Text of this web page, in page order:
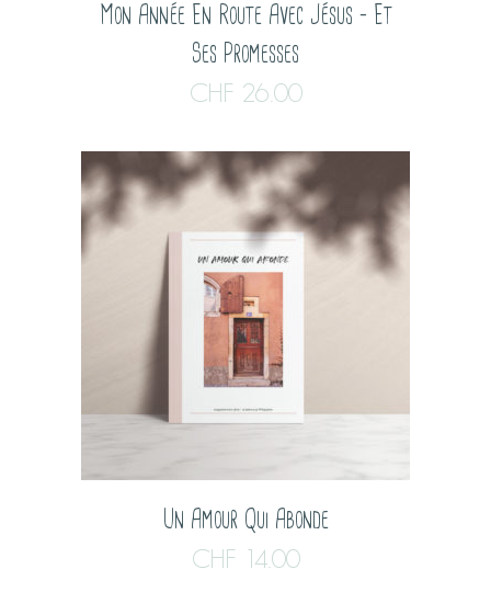
Mon Année En Route Avec Jésus – Et
Ses Promesses
CHF 26.00
Un Amour Qui Abonde
CHF 14.00